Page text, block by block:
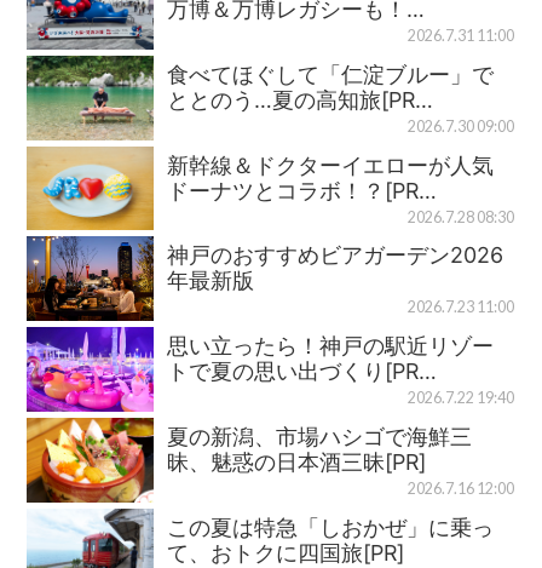
万博＆万博レガシーも！…
2026.7.31 11:00
食べてほぐして「仁淀ブルー」で
ととのう…夏の高知旅[PR…
2026.7.30 09:00
新幹線＆ドクターイエローが人気
ドーナツとコラボ！？[PR…
2026.7.28 08:30
神戸のおすすめビアガーデン2026
年最新版
2026.7.23 11:00
思い立ったら！神戸の駅近リゾー
トで夏の思い出づくり[PR…
2026.7.22 19:40
夏の新潟、市場ハシゴで海鮮三
昧、魅惑の日本酒三昧[PR]
2026.7.16 12:00
この夏は特急「しおかぜ」に乗っ
て、おトクに四国旅[PR]